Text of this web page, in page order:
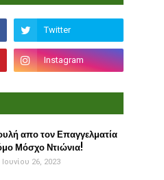
απο τον Επαγγελματία
Μόσχο Ντιώνια!
26, 2023